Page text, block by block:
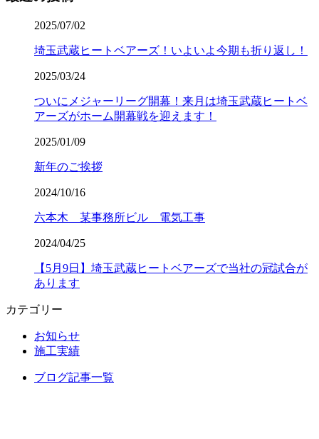
2025/07/02
埼玉武蔵ヒートベアーズ！いよいよ今期も折り返し！
2025/03/24
ついにメジャーリーグ開幕！来月は埼玉武蔵ヒートベ
アーズがホーム開幕戦を迎えます！
2025/01/09
新年のご挨拶
2024/10/16
六本木 某事務所ビル 電気工事
2024/04/25
【5月9日】埼玉武蔵ヒートベアーズで当社の冠試合が
あります
カテゴリー
お知らせ
施工実績
ブログ記事一覧